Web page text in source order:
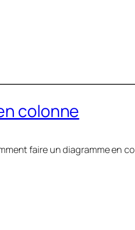
colonne
faire un diagramme en